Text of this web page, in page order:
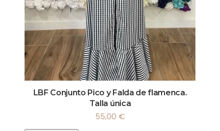
LBF Conjunto Pico y Falda de flamenca.
Talla única
55,00 €